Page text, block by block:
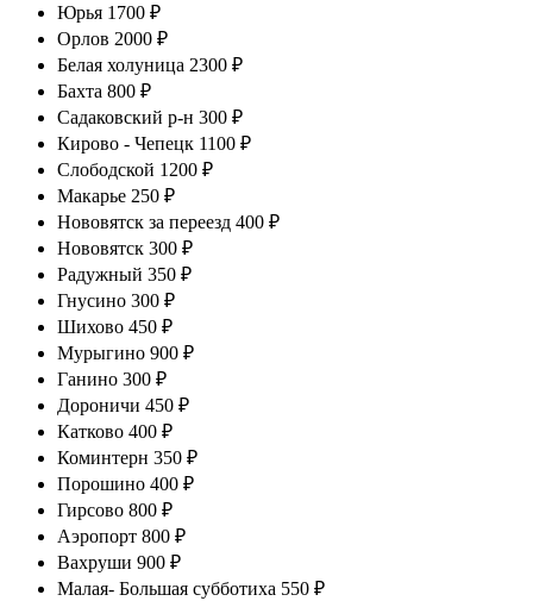
Юрья 1700 ₽
Орлов 2000 ₽
Белая холуница 2300 ₽
Бахта 800 ₽
Садаковский р-н 300 ₽
Кирово - Чепецк 1100 ₽
Слободской 1200 ₽
Макарье 250 ₽
Нововятск за переезд 400 ₽
Нововятск 300 ₽
Радужный 350 ₽
Гнусино 300 ₽
Шихово 450 ₽
Мурыгино 900 ₽
Ганино 300 ₽
Дороничи 450 ₽
Катково 400 ₽
Коминтерн 350 ₽
Порошино 400 ₽
Гирсово 800 ₽
Аэропорт 800 ₽
Вахруши 900 ₽
Малая- Большая субботиха 550 ₽